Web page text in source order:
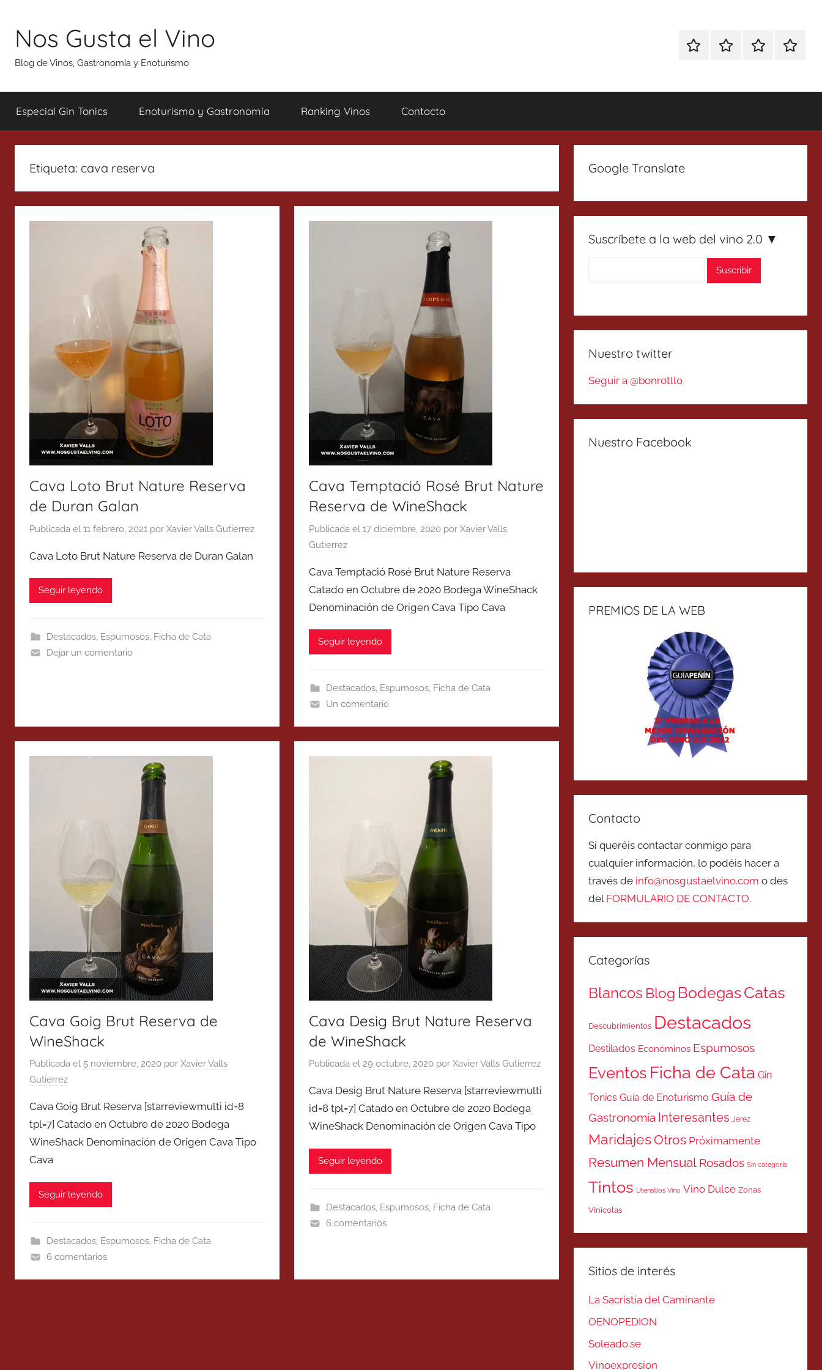
contenido
Nos Gusta el Vino
Blog de Vinos, Gastronomía y Enoturismo
EspecialEnoturismoRanking
Especial Gin Tonics Enoturismo y Gastronomía Ranking Vinos Contacto
Etiqueta: cava reserva
Cava Loto Brut Nature Reserva
de Duran Galan
Publicada el 11 febrero, 2021 por Xavier Valls Gutierrez
Cava Loto Brut Nature Reserva de Duran Galan
Seguir leyendo
Destacados, Espumosos, Ficha de Cata
Dejar un comentario
Cava Temptació Rosé Brut Nature
Reserva de WineShack
Publicada el17 diciembre, 2020 porXavier Valls
Gutierrez
Cava Temptació Rosé Brut Nature Reserva
Catado en Octubre de 2020 Bodega WineShack
Denominación de Origen Cava Tipo Cava
Seguir leyendo
Destacados, Espumosos, Ficha de Cata
Un comentario
Cava Goig Brut Reserva de
WineShack
Publicada el 5 noviembre, 2020 por Xavier Valls
Gutierrez
Cava Goig Brut Reserva [starreviewmulti id=8
tpl=7] Catado en Octubre de 2020 Bodega
WineShack Denominación de Origen Cava Tipo
Cava
Seguir leyendo
Destacados, Espumosos, Ficha de Cata
6 comentarios
Cava Desig Brut Nature Reserva
de WineShack
Publicada el29 octubre, 2020 porXavier Valls Gutierrez
Cava Desig Brut Nature Reserva [starreviewmulti
id=8 tpl=7] Catado en Octubre de 2020 Bodega
WineShack Denominación de Origen Cava Tipo
Seguir leyendo
Destacados, Espumosos, Ficha de Cata
6 comentarios
Google Translate
Suscríbete a la web del vino 2.0 ▼
Nuestro twitter
Seguir a @bonrotllo
Nuestro Facebook
PREMIOS DE LA WEB
Contacto
Si queréis contactar conmigo para
cualquier información, lo podéis hacer a
través de info@nosgustaelvino.com o des
del FORMULARIO DE CONTACTO.
Categorías
Blancos Blog BodegasCatas
Descubrimientos Destacados
Destilados Económinos Espumosos
Eventos Ficha de Cata Gin
Tonics Guía de Enoturismo Guía de
Gastronomía Interesantes Jerez
MaridajesOtros Próximamente
Resumen Mensual Rosados Sin categoría
Tintos Utensilios Vino Vino Dulce Zonas
Vinicolas
Sitios de interés
La Sacristía del Caminante
OENOPEDION
Soleado.se
Vinoexpresion